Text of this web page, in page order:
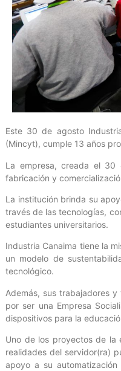
Este 30 de agosto
(Mincyt), cumple 13 años
La empresa, creada el 30
fabricación y
La institución brinda su
través de las tecnologías,
estudiantes universitarios.
Industria Canaima tiene la
un modelo de
tecnológico.
Además, sus trabajadores
por ser una Empresa
dispositivos para la
Uno de los proyectos de la
realidades del servidor(ra)
apoyo a su